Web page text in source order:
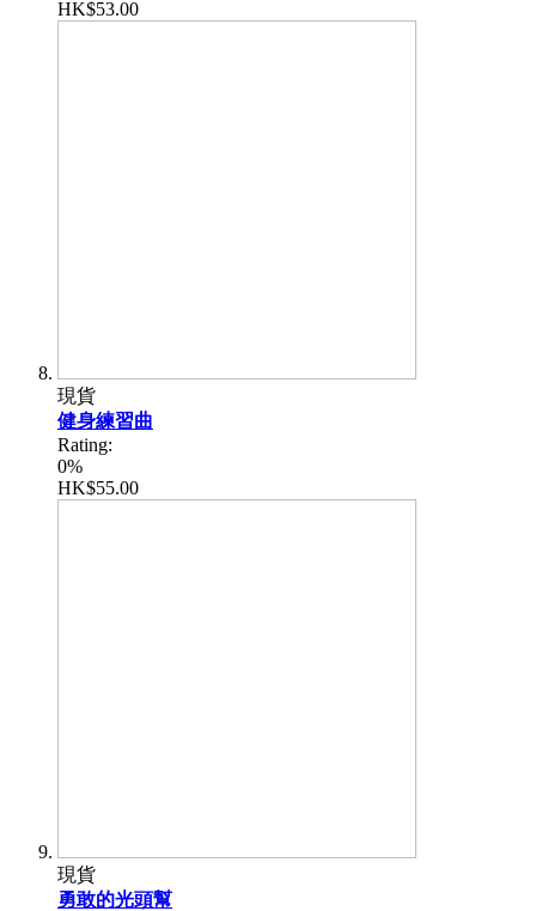
HK$53.00
現貨
健身練習曲
Rating:
0%
HK$55.00
現貨
勇敢的光頭幫